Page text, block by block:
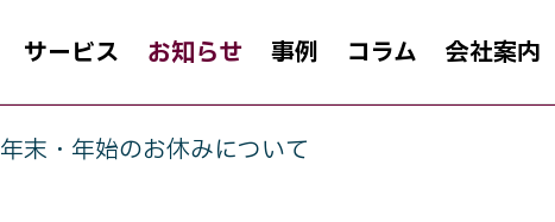
サービス お知らせ 事例 コラム 会社案内
年末・年始のお休みについて